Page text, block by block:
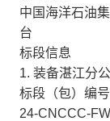
中国海洋石油
台
标段信息
1. 装备湛江分
标段（包）编号
24-CNCCC-